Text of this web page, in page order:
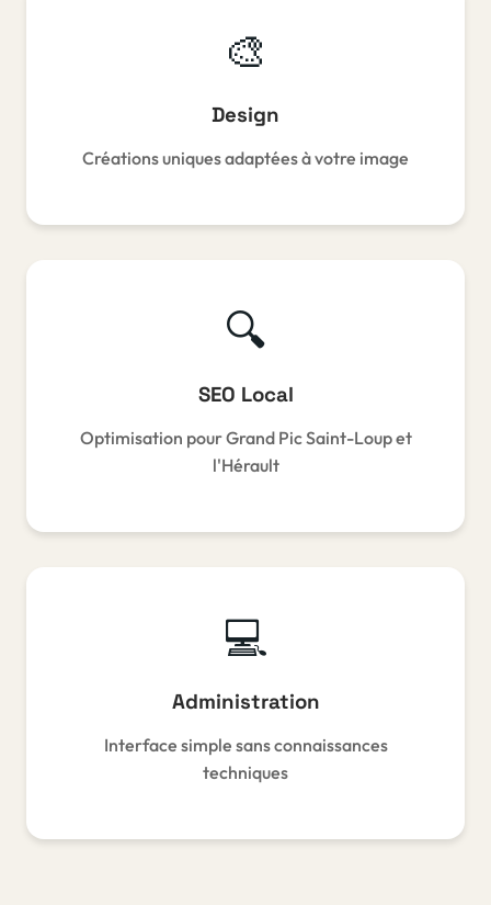
🎨
Design
Créations uniques adaptées à votre image
🔍
SEO Local
Optimisation pour Grand Pic Saint-Loup et
l'Hérault
💻
Administration
Interface simple sans connaissances
techniques